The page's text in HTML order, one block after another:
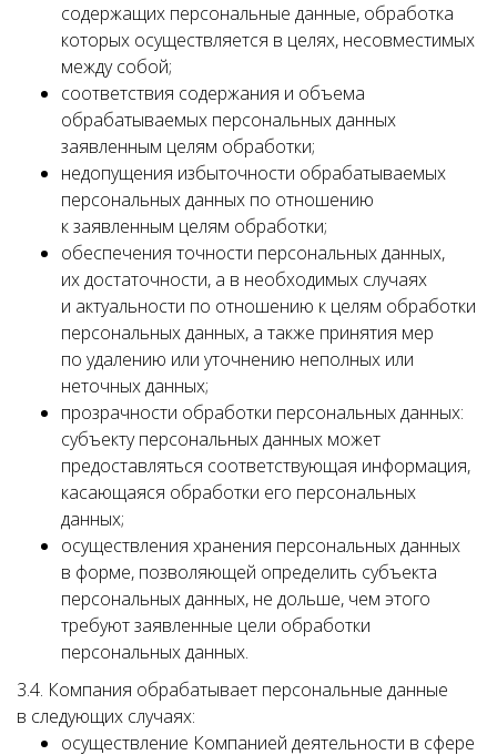
содержащих персональные данные, обработка
которых осуществляется в целях, несовместимых
между собой;
соответствия содержания и объема
обрабатываемых персональных данных
заявленным целям обработки;
недопущения избыточности обрабатываемых
персональных данных по отношению
к заявленным целям обработки;
обеспечения точности персональных данных,
их достаточности, а в необходимых случаях
и актуальности по отношению к целям обработки
персональных данных, а также принятия мер
по удалению или уточнению неполных или
неточных данных;
прозрачности обработки персональных данных:
субъекту персональных данных может
предоставляться соответствующая информация,
касающаяся обработки его персональных
данных;
осуществления хранения персональных данных
в форме, позволяющей определить субъекта
персональных данных, не дольше, чем этого
требуют заявленные цели обработки
персональных данных.
3.4. Компания обрабатывает персональные данные
в следующих случаях:
осуществление Компанией деятельности в сфере